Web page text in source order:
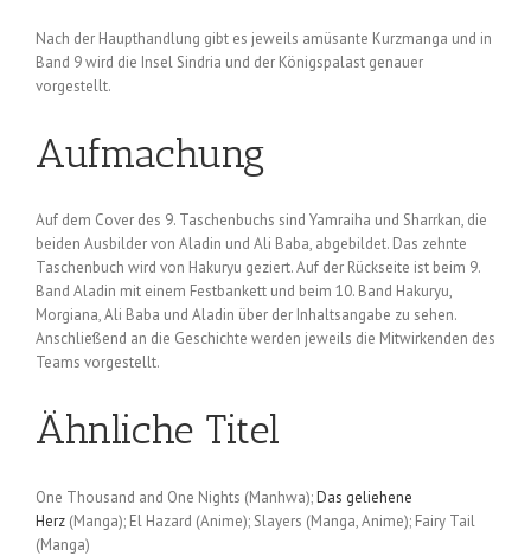
Nach der Haupthandlung gibt es jeweils amüsante Kurzmanga und in
Band 9 wird die Insel Sindria und der Königspalast genauer
vorgestellt.
Aufmachung
Auf dem Cover des 9. Taschenbuchs sind Yamraiha und Sharrkan, die
beiden Ausbilder von Aladin und Ali Baba, abgebildet. Das zehnte
Taschenbuch wird von Hakuryu geziert. Auf der Rückseite ist beim 9.
Band Aladin mit einem Festbankett und beim 10. Band Hakuryu,
Morgiana, Ali Baba und Aladin über der Inhaltsangabe zu sehen.
Anschließend an die Geschichte werden jeweils die Mitwirkenden des
Teams vorgestellt.
Ähnliche Titel
One Thousand and One Nights (Manhwa);Das geliehene
Herz (Manga); El Hazard (Anime); Slayers (Manga, Anime); Fairy Tail
(Manga)